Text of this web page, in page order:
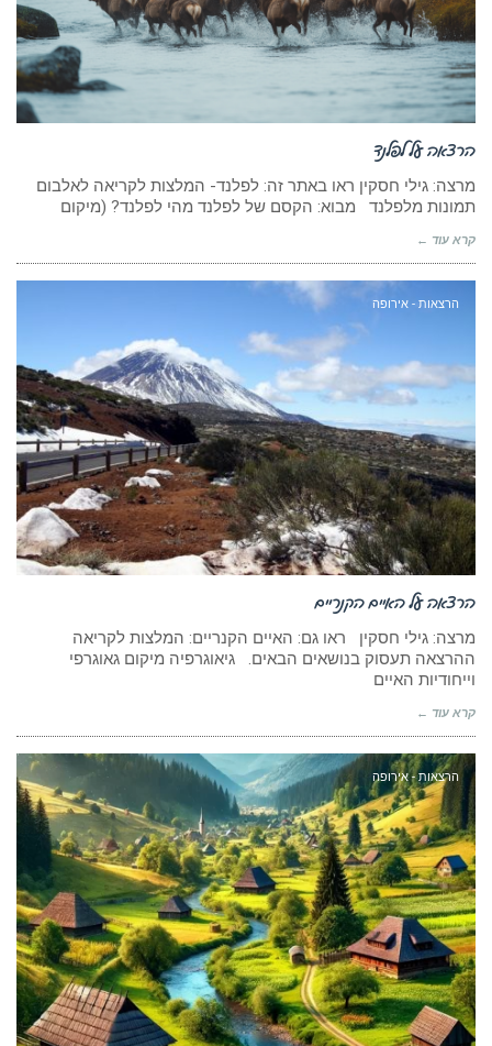
הרצאה על לפלנד
מרצה: גילי חסקין ראו באתר זה: לפלנד- המלצות לקריאה לאלבום
תמונות מלפלנד מבוא: הקסם של לפלנד מהי לפלנד? (מיקום
קרא עוד ←
הרצאות - אירופה
הרצאה על האיים הקנריים
מרצה: גילי חסקין ראו גם: האיים הקנריים: המלצות לקריאה
ההרצאה תעסוק בנושאים הבאים. גיאוגרפיה מיקום גאוגרפי
וייחודיות האיים
קרא עוד ←
הרצאות - אירופה